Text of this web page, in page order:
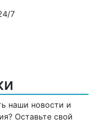
7
наши новости и
Оставьте свой